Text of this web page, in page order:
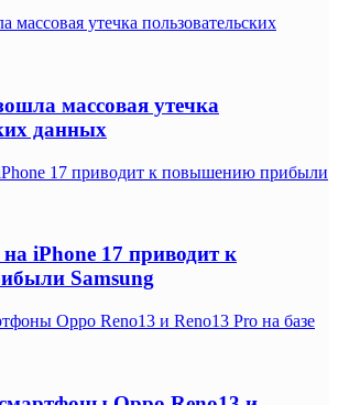
массовая утечка пользовательских
массовая утечка
данных
17 приводит к повышению прибыли
iPhone 17 приводит к
Samsung
Oppo Reno13 и Reno13 Pro на базе